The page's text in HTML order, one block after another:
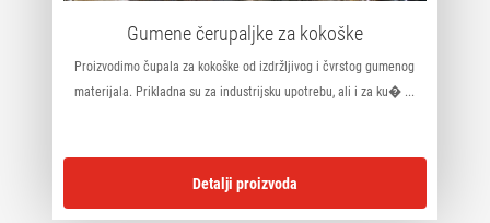
Gumene čerupaljke za kokoške
Proizvodimo čupala za kokoške od izdržljivog i čvrstog gumenog
materijala. Prikladna su za industrijsku upotrebu, ali i za ku� ...
Detalji proizvoda